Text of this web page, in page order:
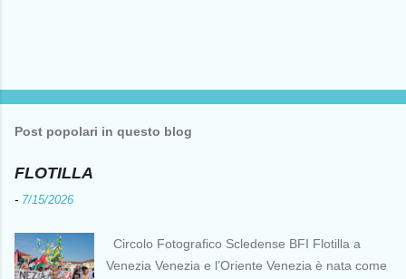
Post popolari in questo blog
FLOTILLA
- 7/15/2026
Circolo Fotografico Scledense BFI Flotilla a
Venezia Venezia e l’Oriente Venezia è nata come